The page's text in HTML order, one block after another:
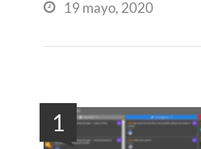
 19 mayo, 2020
1